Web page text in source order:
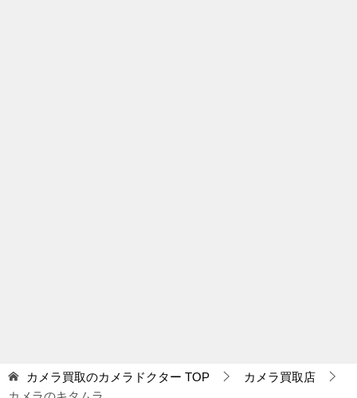
カメラ買取のカメラドクター TOP
カメラ買取店